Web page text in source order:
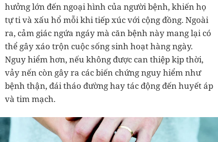
hưởng lớn đến ngoại hình của người bệnh, khiến họ
tự ti và xấu hổ mỗi khi tiếp xúc với cộng đồng. Ngoài
ra, cảm giác ngứa ngáy mà căn bệnh này mang lại có
thể gây xáo trộn cuộc sống sinh hoạt hàng ngày.
Nguy hiểm hơn, nếu không được can thiệp kịp thời,
vảy nến còn gây ra các biến chứng nguy hiểm như
bệnh thận, đái tháo đường hay tác động đến huyết áp
và tim mạch.